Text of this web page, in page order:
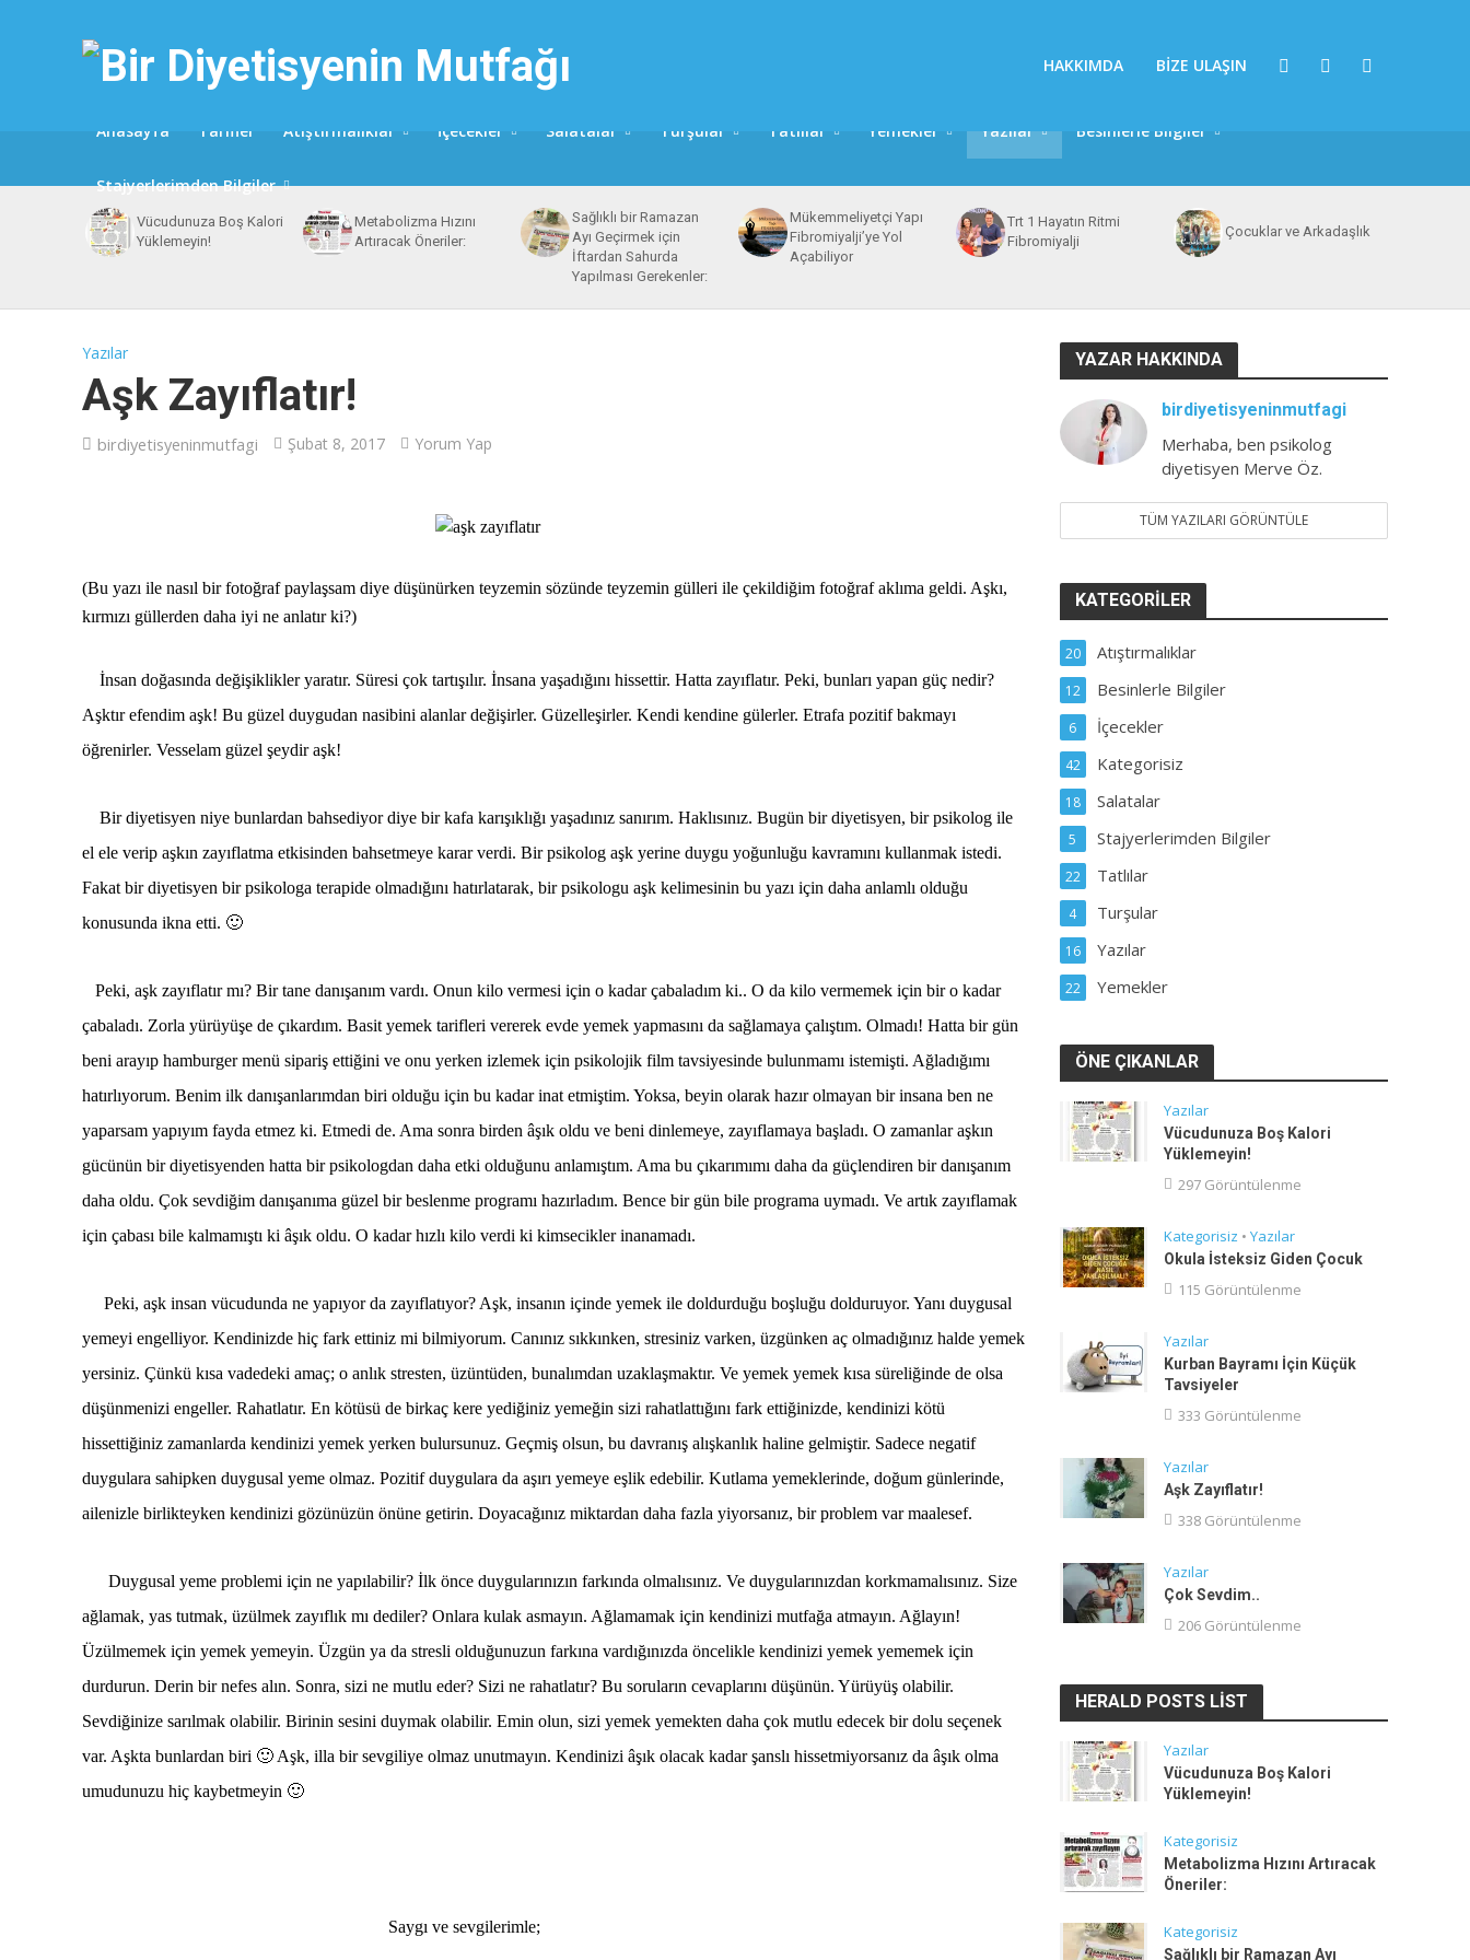
HAKKIMDA BIZE ULAŞIN
Anasayfa Tarifler Atıştırmalıklar İçecekler Salatalar Turşular Tatlılar Yemekler Yazılar Besinlerle Bilgiler
Stajyerlerimden Bilgiler
Vücudunuza Boş Kalori
Yüklemeyin!
Metabolizma Hızını
Artıracak Öneriler:
Sağlıklı bir Ramazan
Ayı Geçirmek için
İftardan Sahurda
Yapılması Gerekenler:
Mükemmeliyetçi Yapı
Fibromiyalji’ye Yol
Açabiliyor
Trt 1 Hayatın Ritmi
Fibromiyalji
Çocuklar ve Arkadaşlık
Yazılar
Aşk Zayıflatır!
birdiyetisyeninmutfagi Şubat 8, 2017 Yorum Yap
(Bu yazı ile nasıl bir fotoğraf paylaşsam diye düşünürken teyzemin sözünde teyzemin gülleri ile çekildiğim fotoğraf aklıma geldi. Aşkı,
kırmızı güllerden daha iyi ne anlatır ki?)
İnsan doğasında değişiklikler yaratır. Süresi çok tartışılır. İnsana yaşadığını hissettir. Hatta zayıflatır. Peki, bunları yapan güç nedir?
Aşktır efendim aşk! Bu güzel duygudan nasibini alanlar değişirler. Güzelleşirler. Kendi kendine gülerler. Etrafa pozitif bakmayı
öğrenirler. Vesselam güzel şeydir aşk!
Bir diyetisyen niye bunlardan bahsediyor diye bir kafa karışıklığı yaşadınız sanırım. Haklısınız. Bugün bir diyetisyen, bir psikolog ile
el ele verip aşkın zayıflatma etkisinden bahsetmeye karar verdi. Bir psikolog aşk yerine duygu yoğunluğu kavramını kullanmak istedi.
Fakat bir diyetisyen bir psikologa terapide olmadığını hatırlatarak, bir psikologu aşk kelimesinin bu yazı için daha anlamlı olduğu
konusunda ikna etti. 🙂
Peki, aşk zayıflatır mı? Bir tane danışanım vardı. Onun kilo vermesi için o kadar çabaladım ki.. O da kilo vermemek için bir o kadar
çabaladı. Zorla yürüyüşe de çıkardım. Basit yemek tarifleri vererek evde yemek yapmasını da sağlamaya çalıştım. Olmadı! Hatta bir gün
beni arayıp hamburger menü sipariş ettiğini ve onu yerken izlemek için psikolojik film tavsiyesinde bulunmamı istemişti. Ağladığımı
hatırlıyorum. Benim ilk danışanlarımdan biri olduğu için bu kadar inat etmiştim. Yoksa, beyin olarak hazır olmayan bir insana ben ne
yaparsam yapıyım fayda etmez ki. Etmedi de. Ama sonra birden âşık oldu ve beni dinlemeye, zayıflamaya başladı. O zamanlar aşkın
gücünün bir diyetisyenden hatta bir psikologdan daha etki olduğunu anlamıştım. Ama bu çıkarımımı daha da güçlendiren bir danışanım
daha oldu. Çok sevdiğim danışanıma güzel bir beslenme programı hazırladım. Bence bir gün bile programa uymadı. Ve artık zayıflamak
için çabası bile kalmamıştı ki âşık oldu. O kadar hızlı kilo verdi ki kimsecikler inanamadı.
Peki, aşk insan vücudunda ne yapıyor da zayıflatıyor? Aşk, insanın içinde yemek ile doldurduğu boşluğu dolduruyor. Yanı duygusal
yemeyi engelliyor. Kendinizde hiç fark ettiniz mi bilmiyorum. Canınız sıkkınken, stresiniz varken, üzgünken aç olmadığınız halde yemek
yersiniz. Çünkü kısa vadedeki amaç; o anlık stresten, üzüntüden, bunalımdan uzaklaşmaktır. Ve yemek yemek kısa süreliğinde de olsa
düşünmenizi engeller. Rahatlatır. En kötüsü de birkaç kere yediğiniz yemeğin sizi rahatlattığını fark ettiğinizde, kendinizi kötü
hissettiğiniz zamanlarda kendinizi yemek yerken bulursunuz. Geçmiş olsun, bu davranış alışkanlık haline gelmiştir. Sadece negatif
duygulara sahipken duygusal yeme olmaz. Pozitif duygulara da aşırı yemeye eşlik edebilir. Kutlama yemeklerinde, doğum günlerinde,
ailenizle birlikteyken kendinizi gözünüzün önüne getirin. Doyacağınız miktardan daha fazla yiyorsanız, bir problem var maalesef.
Duygusal yeme problemi için ne yapılabilir? İlk önce duygularınızın farkında olmalısınız. Ve duygularınızdan korkmamalısınız. Size
ağlamak, yas tutmak, üzülmek zayıflık mı dediler? Onlara kulak asmayın. Ağlamamak için kendinizi mutfağa atmayın. Ağlayın!
Üzülmemek için yemek yemeyin. Üzgün ya da stresli olduğunuzun farkına vardığınızda öncelikle kendinizi yemek yememek için
durdurun. Derin bir nefes alın. Sonra, sizi ne mutlu eder? Sizi ne rahatlatır? Bu soruların cevaplarını düşünün. Yürüyüş olabilir.
Sevdiğinize sarılmak olabilir. Birinin sesini duymak olabilir. Emin olun, sizi yemek yemekten daha çok mutlu edecek bir dolu seçenek
var. Aşkta bunlardan biri 🙂 Aşk, illa bir sevgiliye olmaz unutmayın. Kendinizi âşık olacak kadar şanslı hissetmiyorsanız da âşık olma
umudunuzu hiç kaybetmeyin 🙂
Saygı ve sevgilerimle;
YAZAR HAKKINDA
birdiyetisyeninmutfagi
Merhaba, ben psikolog
diyetisyen Merve Öz.
TÜM YAZILARI GÖRÜNTÜLE
KATEGORILER
Atıştırmalıklar
20
Besinlerle Bilgiler
12
İçecekler
6
Kategorisiz
42
Salatalar
18
Stajyerlerimden Bilgiler
5
Tatlılar
22
Turşular
4
Yazılar
16
Yemekler
22
ÖNE ÇIKANLAR
Yazılar
Vücudunuza Boş Kalori
Yüklemeyin!
297 Görüntülenme
Kategorisiz • Yazılar
Okula İsteksiz Giden Çocuk
115 Görüntülenme
Yazılar
Kurban Bayramı İçin Küçük
Tavsiyeler
333 Görüntülenme
Yazılar
Aşk Zayıflatır!
338 Görüntülenme
Yazılar
Çok Sevdim..
206 Görüntülenme
HERALD POSTS LIST
Yazılar
Vücudunuza Boş Kalori
Yüklemeyin!
Kategorisiz
Metabolizma Hızını Artıracak
Öneriler:
Kategorisiz
Sağlıklı bir Ramazan Ayı